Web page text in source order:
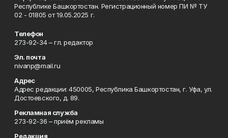
Республике Башкортостан. Регистрационный номер ПИ № ТУ
02 - 01805 от 19.05.2025 г.
Телефон
273-92-34 – гл. редактор
Эл. почта
nivanp@mail.ru
Адрес
Адрес редакции: 450005, Республика Башкортостан, г. Уфа, ул.
Достоевского, д. 89.
Рекламная служба
273-92-36 – приём рекламы
Редакция